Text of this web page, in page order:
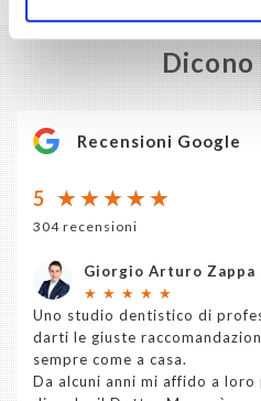
Dicono
Recensioni Google
5
304 recensioni
Giorgio Arturo Zappa
★ ★ ★ ★ ★
Uno studio dentistico di
darti le giuste
sempre come a casa.
Da alcuni anni mi affido a loro